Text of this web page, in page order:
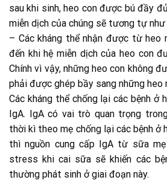
sau khi sinh, heo con được bú đầy
miễn dịch của chúng sẽ tương tự như
– Các kháng thể nhận được từ heo
đến khi hệ miễn dịch của heo con
Chính vì vậy, những heo con không
phải được ghép bầy sang những heo
Các kháng thể chống lại các bệnh ở
IgA. IgA có vai trò quan trọng
thời kì theo mẹ chống lại các bệnh ở
thì nguồn cung cấp IgA từ sữa
stress khi cai sữa sẽ khiến các
thường phát sinh ở giai đoạn này.